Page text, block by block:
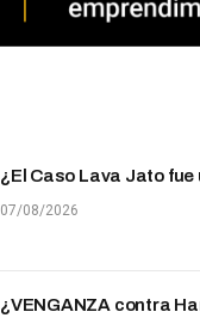
¿El Caso Lava Jato fue
07/08/2026
¿VENGANZA contra